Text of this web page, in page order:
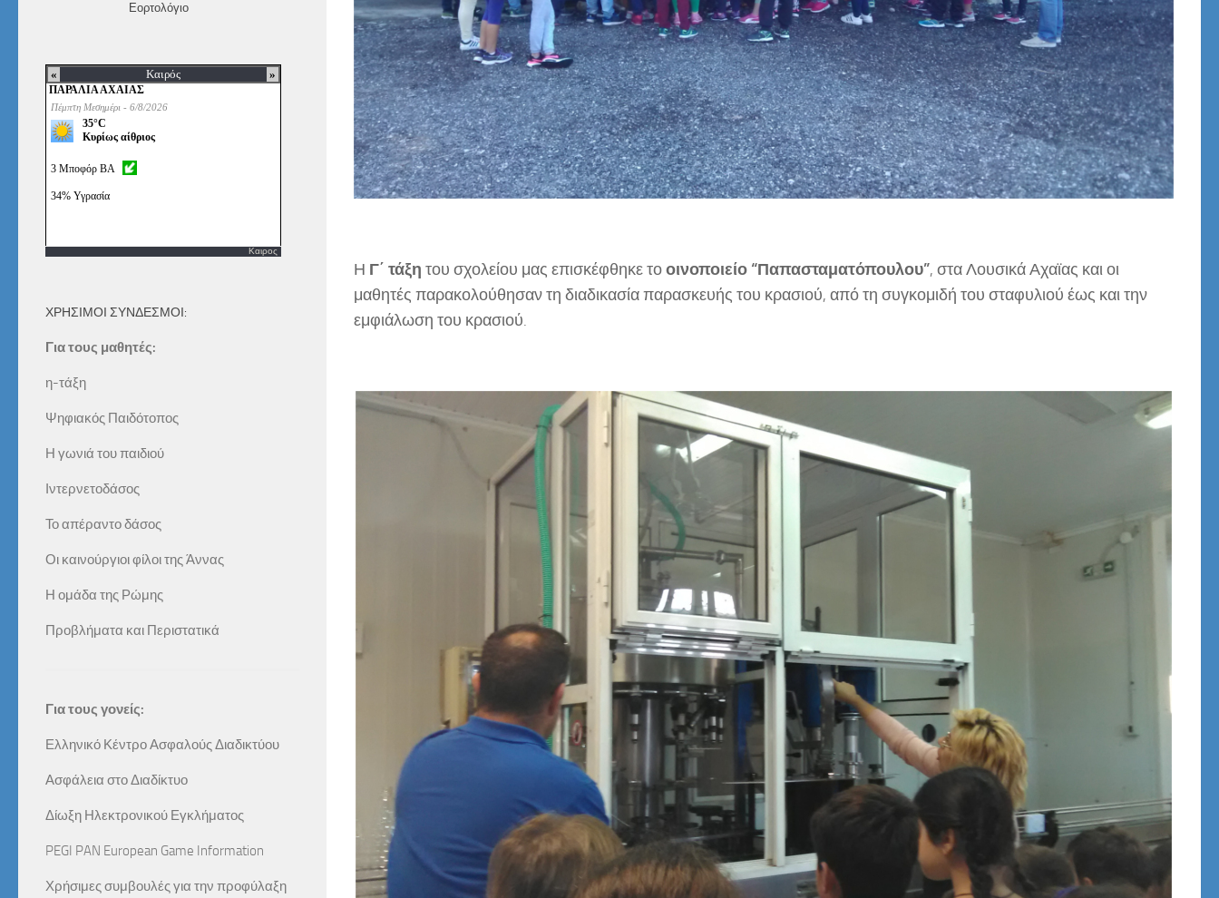
Η Γ΄ τάξη του σχολείου μας επισκέφθηκε τοοινοποιείο “Παπασταματόπουλου”, στα Λουσικά Αχαϊας και οι
μαθητές παρακολούθησαν τη διαδικασία παρασκευής του κρασιού, από τη συγκομιδή του σταφυλιού έως και την
εμφιάλωση του κρασιού.
Εορτολόγιο
Καιρος
ΧΡΗΣΙΜΟΙ ΣΥΝΔΕΣΜΟΙ:
Για τους μαθητές:
η-τάξη
Ψηφιακός Παιδότοπος
Η γωνιά του παιδιού
Ιντερνετοδάσος
Το απέραντο δάσος
Οι καινούργιοι φίλοι της Άννας
Η ομάδα της Ρώμης
Προβλήματα και Περιστατικά
Για τους γονείς:
Ελληνικό Κέντρο Ασφαλούς Διαδικτύου
Ασφάλεια στο Διαδίκτυο
Δίωξη Ηλεκτρονικού Εγκλήματος
PEGI PAN European Game Information
Χρήσιμες συμβουλές για την προφύλαξη